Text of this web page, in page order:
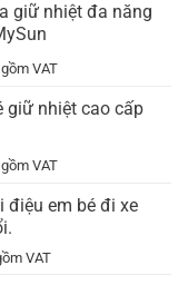
giữ nhiệt đa năng
₫.
VAT
giữ nhiệt cao cấp
₫.
VAT
điệu em bé đi xe
VAT